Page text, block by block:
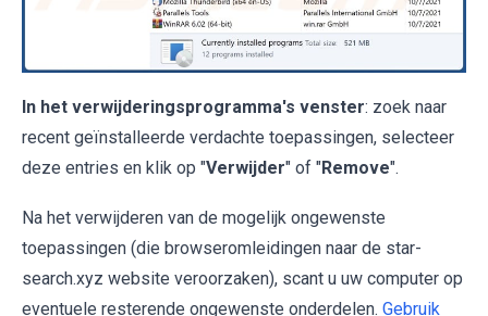
In het verwijderingsprogramma's venster: zoek naar
recent geïnstalleerde verdachte toepassingen, selecteer
deze entries en klik op "Verwijder" of "Remove".
Na het verwijderen van de mogelijk ongewenste
toepassingen (die browseromleidingen naar de star-
search.xyz website veroorzaken), scant u uw computer op
eventuele resterende ongewenste onderdelen. Gebruik